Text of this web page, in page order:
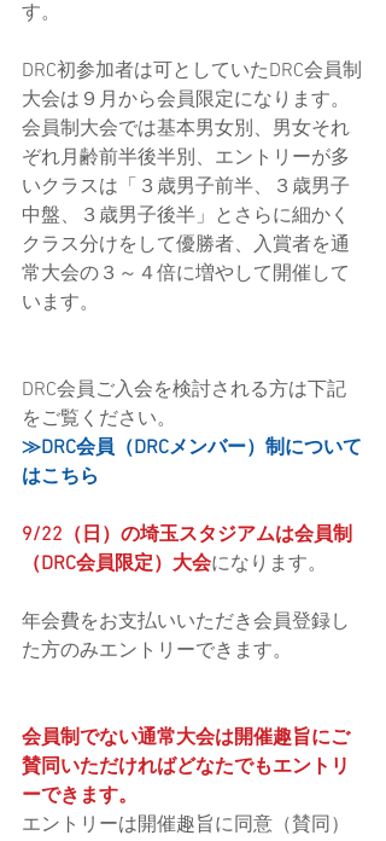
す。
DRC初参加者は可としていたDRC会員制
大会は９月から会員限定になります。
会員制大会では基本男女別、男女それ
ぞれ月齢前半後半別、エントリーが多
いクラスは「３歳男子前半、３歳男子
中盤、３歳男子後半」とさらに細かく
クラス分けをして優勝者、入賞者を通
常大会の３～４倍に増やして開催して
います。
DRC会員ご入会を検討される方は下記
をご覧ください。
≫DRC会員（DRCメンバー）制について
はこちら
9/22（日）の埼玉スタジアムは会員制
（DRC会員限定）大会になります。
年会費をお支払いいただき会員登録し
た方のみエントリーできます。
会員制でない通常大会は開催趣旨にご
賛同いただければどなたでもエントリ
ーできます。
エントリーは開催趣旨に同意（賛同）